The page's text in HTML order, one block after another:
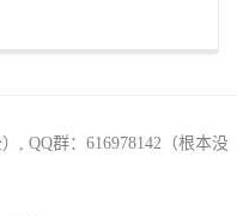
, QQ群：616978142（根本没